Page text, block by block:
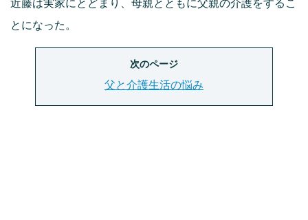
近藤は実家にとどまり、母親とともに父親の介護をするこ
とになった。
次のページ
父と介護生活の悩み